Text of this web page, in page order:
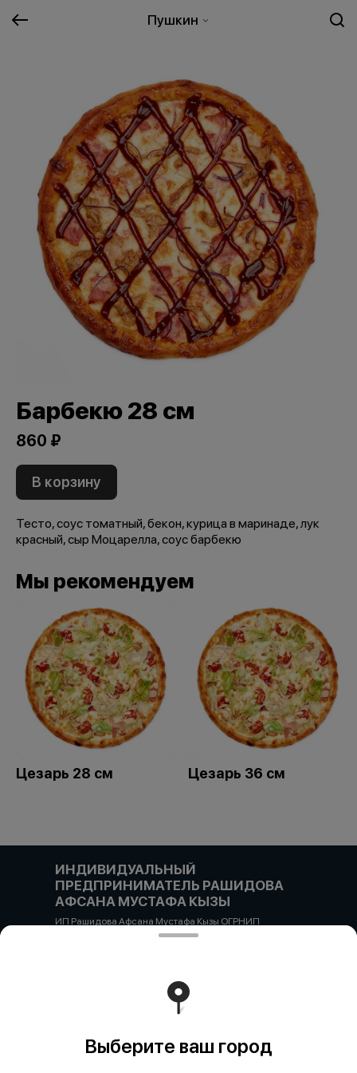
Пушкин
Барбекю 28 см
860 ₽
В корзину
Тесто, соус томатный, бекон, курица в маринаде, лук
красный, сыр Моцарелла, соус барбекю
Мы рекомендуем
Цезарь 28 см Цезарь 36 см
ИНДИВИДУАЛЬНЫЙ
ПРЕДПРИНИМАТЕЛЬ РАШИДОВА
АФСАНА МУСТАФА КЫЗЫ
ИП Рашидова Афсана Мустафа Кызы ОГРНИП
322784700051126 ИНН 781719784300 Российская
Работает на эффективном ядре
Выберите ваш город